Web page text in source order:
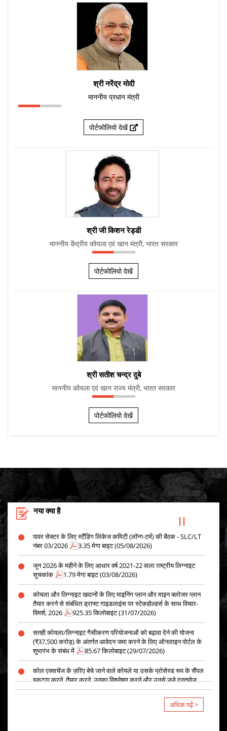
श्री नरेंद्र मोदी
माननीय प्रधान मंत्री
पोर्टफोलियो देखें
श्री जी किशन रेड्डी
माननीय केंद्रीय कोयला एवं खान मंत्री, भारत सरकार
पोर्टफोलियो देखें
श्री सतीश चन्द्र दुबे
माननीय कोयला एवं खान राज्य मंत्री, भारत सरकार
पोर्टफोलियो देखें
नया क्या है
Consolidated Pre-Application Queries and Ministry of
Coal Responses on Surface Coal/Lignite Gasification
Projects
पावर सेक्टर के लिए स्टैंडिंग लिंकेज कमिटी (लॉन्ग-टर्म) की बैठक - SLC/LT
नंबर 03/2026
3.35 मेगा बाइट (05/08/2026)
जून 2026 के महीने के लिए आधार वर्ष 2021-22 वाला राष्ट्रीय लिग्नाइट
सूचकांक
1.79 मेगा बाइट (03/08/2026)
कोयला और लिग्नाइट खदानों के लिए माइनिंग प्लान और माइन क्लोजर प्लान
तैयार करने से संबंधित ड्राफ्ट गाइडलाइंस पर स्टेकहोल्डर्स के साथ विचार-
विमर्श, 2026
925.35 किलोबाइट (31/07/2026)
सतही कोयला/लिग्नाइट गैसीकरण परियोजनाओं को बढ़ावा देने की योजना
(₹37,500 करोड़) के अंतर्गत आवेदन जमा करने के लिए ऑनलाइन पोर्टल के
शुभारंभ के संबंध में
85.67 किलोबाइट (29/07/2026)
कोल एक्सचेंज के ज़रिए बेचे जाने वाले कोयले या उसके प्रोसेस्ड रूप के सैंपल
इकट्ठा करने, तैयार करने, उनका विश्लेषण करने और उनसे जुड़े दस्तावेज़
तैयार करने के लिए TPA को पैनल में शामिल करना।
1.15 मेगा बाइट
(27/07/2026)
954.49 किलोबाइट
अधिक पढ़ें >